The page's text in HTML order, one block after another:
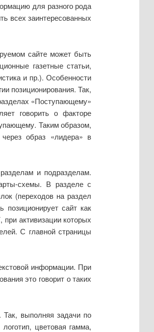
для разного рода
всех заинтересованных
сайте может быть
газетные статьи,
и пр.). Особенности
позиционирования. Так,
«Поступающему»
говорить о факторе
Таким образом,
образ «лидера» в
и подразделам.
схемы. В разделе с
(переходов на раздел
сайт как
активизации которых
С главной страницы
информации. При
это говорит о таких
Так, выполняя задачи по
цветовая гамма,